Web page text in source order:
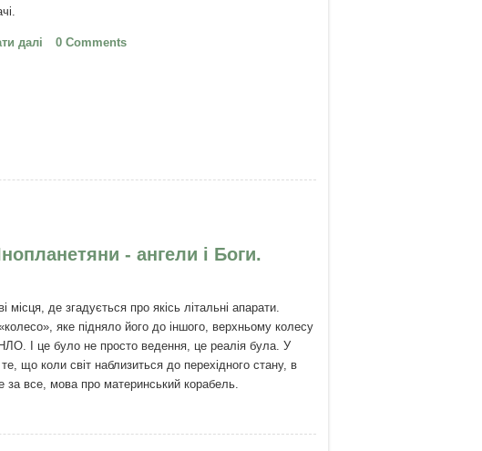
далі про Шлях Воїна
0 Comments
- ангели і Боги.
місця, де згадується про якісь літальні апарати.
яке підняло його до іншого, верхньому колесу
І це було не просто ведення, це реалія була. У
що коли світ наблизиться до перехідного стану, в
за все, мова про материнський корабель.
- ангели і Боги.